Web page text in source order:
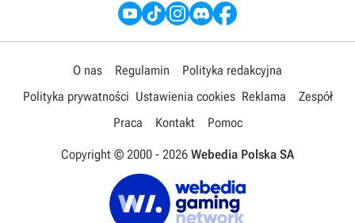
O nas Regulamin
Polityka redakcyjna
Polityka prywatności Ustawienia cookies Reklama
Zespół
Praca
Kontakt Pomoc
Copyright © 2000 - 2026 Webedia Polska SA